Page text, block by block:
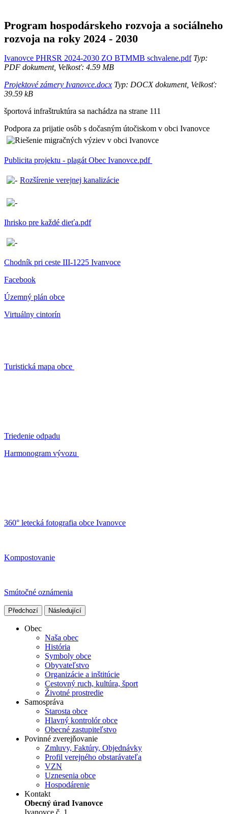
Program hospodárskeho rozvoja a sociálneho
rozvoja na roky 2024 - 2030
Ivanovce PHRSR 2024-2030 ZO BTMMB schvalene.pdfTyp:
PDF dokument, Velkosť: 4.59 MB
Projektové zámery Ivanovce.docx Typ: DOCX dokument, Velkosť:
39.59 kB
športová infraštruktúra sa nachádza na strane 111
Podpora za prijatie osôb s dočasným útočiskom v obci Ivanovce
Publicita projektu - plagát Obec Ivanovce.pdf
Rozšírenie verejnej kanalizácie
Ihrisko pre každé dieťa.pdf
Chodník pri ceste III-1225 Ivanvoce
Facebook
Územný plán obce
Virtuálny cintorín
Turistická mapa obce
Triedenie odpadu
Harmonogram vývozu
360° letecká fotografia obce Ivanovce
Kompostovanie
Smútočné oznámenia
Předchozí Následující
Obec
Naša obec
História
Symboly obce
Obyvateľstvo
Organizácie a inštitúcie
Cestovný ruch, kultúra, šport
Životné prostredie
Samospráva
Starosta obce
Hlavný kontrolór obce
Obecné zastupiteľstvo
Povinné zverejňovanie
Zmluvy, Faktúry, Objednávky
Profil verejného obstarávateľa
VZN
Uznesenia obce
Hospodárenie
Kontakt
Obecný úrad Ivanovce